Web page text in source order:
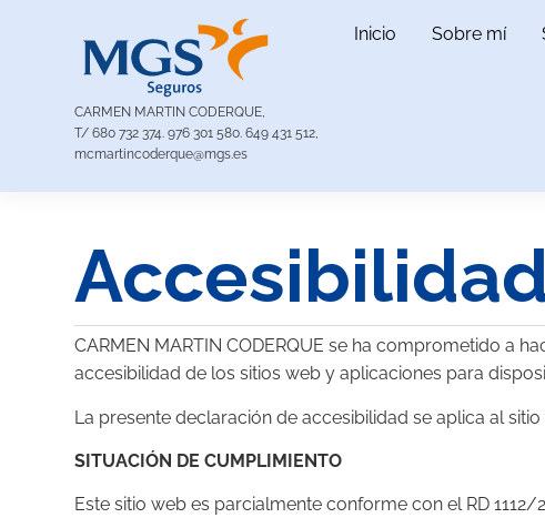
CARMEN MARTIN CODERQUE,
T/680 732 374 .976 301 580 .649 431 512,
mcmartincoderque@mgs.es
Inicio Sobre mí
Accesibilidad
CARMEN MARTIN CODERQUE se ha comprometido a
accesibilidad de los sitios web y aplicaciones para
La presente declaración de accesibilidad se aplica al
SITUACIÓN DE CUMPLIMIENTO
Este sitio web es parcialmente conforme con el RD